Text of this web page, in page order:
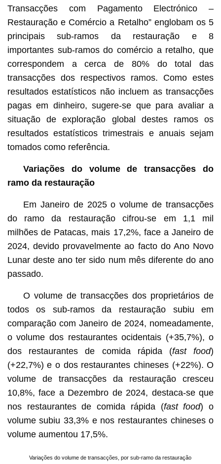
Transacções com Pagamento Electrónico –
Restauração e Comércio a Retalho” englobam os 5
principais sub-ramos da restauração e 8
importantes sub-ramos do comércio a retalho, que
correspondem a cerca de 80% do total das
transacções dos respectivos ramos. Como estes
resultados estatísticos não incluem as transacções
pagas em dinheiro, sugere-se que para avaliar a
situação de exploração global destes ramos os
resultados estatísticos trimestrais e anuais sejam
tomados como referência.
Variações do volume de transacções do
ramo da restauração
Em Janeiro de 2025 o volume de transacções
do ramo da restauração cifrou-se em 1,1 mil
milhões de Patacas, mais 17,2%, face a Janeiro de
2024, devido provavelmente ao facto do Ano Novo
Lunar deste ano ter sido num mês diferente do ano
passado.
O volume de transacções dos proprietários de
todos os sub-ramos da restauração subiu em
comparação com Janeiro de 2024, nomeadamente,
o volume dos restaurantes ocidentais (+35,7%), o
dos restaurantes de comida rápida (fast food)
(+22,7%) e o dos restaurantes chineses (+22%). O
volume de transacções da restauração cresceu
10,8%, face a Dezembro de 2024, destaca-se que
nos restaurantes de comida rápida (fast food) o
volume subiu 33,3% e nos restaurantes chineses o
volume aumentou 17,5%.
Variações do volume de transacções, por sub-ramo da restauração